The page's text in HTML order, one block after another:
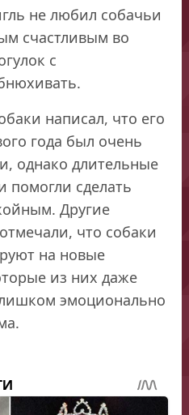
не любил собачьи
счастливым во
с
написал, что его
года был очень
однако длительные
помогли сделать
Другие
что собаки
на новые
из них даже
эмоционально